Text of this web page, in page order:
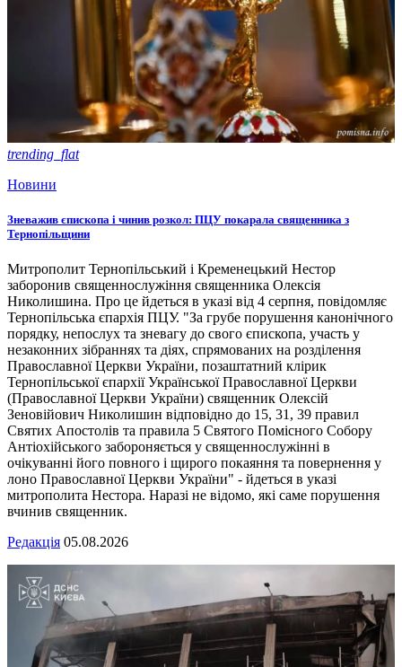
trending_flat
Новини
Зневажив єпископа і чинив розкол: ПЦУ покарала священника з
Тернопільщини
Митрополит Тернопільський і Кременецький Нестор
заборонив священнослужіння священника Олексія
Николишина. Про це йдеться в указі від 4 серпня, повідомляє
Тернопільська єпархія ПЦУ. "За грубе порушення канонічного
порядку, непослух та зневагу до свого єпископа, участь у
незаконних зібраннях та діях, спрямованих на розділення
Православної Церкви України, позаштатний клірик
Тернопільської єпархії Української Православної Церкви
(Православної Церкви України) священник Олексій
Зеновійович Николишин відповідно до 15, 31, 39 правил
Святих Апостолів та правила 5 Святого Помісного Собору
Антіохійського забороняється у священнослужінні в
очікуванні його повного і щирого покаяння та повернення у
лоно Православної Церкви України" - йдеться в указі
митрополита Нестора. Наразі не відомо, які саме порушення
вчинив священник.
Редакція 05.08.2026